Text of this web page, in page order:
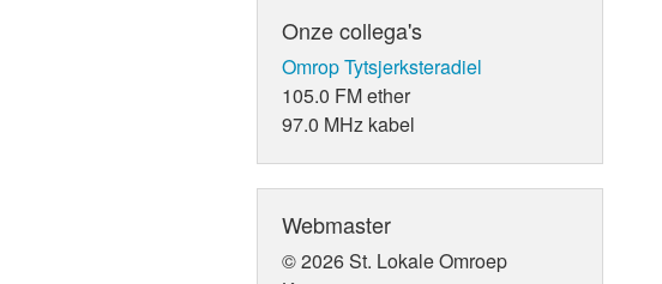
Onze collega's
Omrop Tytsjerksteradiel
105.0 FM ether
97.0 MHz kabel
Webmaster
© 2026 St. Lokale Omroep